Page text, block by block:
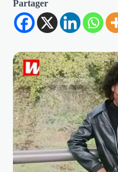
Partager